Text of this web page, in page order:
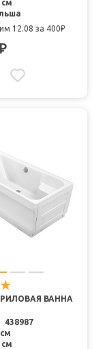
см
12.08 за 400₽
ВАННА
438987
см